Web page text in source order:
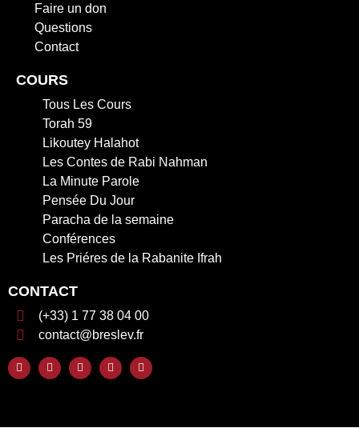
Faire un don
Questions
Contact
COURS
Tous Les Cours
Torah 59
Likoutey Halahot
Les Contes de Rabi Nahman
La Minute Parole
Pensée Du Jour
Paracha de la semaine
Conférences
Les Priéres de la Rabanite Ifrah
CONTACT
(+33) 1 77 38 04 00
contact@breslev.fr